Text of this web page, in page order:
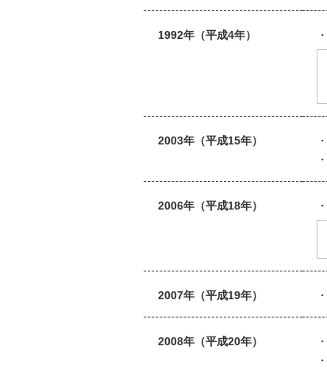
1992年（平成4年）
2003年（平成15年）
2006年（平成18年）
2007年（平成19年）
2008年（平成20年）